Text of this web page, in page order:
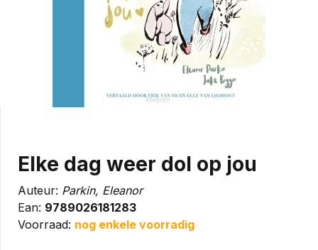
Elke dag weer dol op jou
Auteur: Parkin, Eleanor
Ean: 9789026181283
Voorraad: nog enkele voorradig